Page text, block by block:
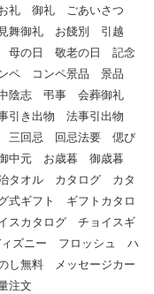
礼 御礼 ごあいさつ
舞御礼 お餞別 引越
母の日 敬老の日 記念
ペ コンペ景品 景品
陰志 弔事 会葬御礼
引き出物 法事引出物
三回忌 回忌法要 偲び
中元 お歳暮 御歳暮
タオル カタログ カタ
式ギフト ギフトカタロ
スカタログ チョイスギ
ズニー フロッシュ ハ
無料 メッセージカー
注文